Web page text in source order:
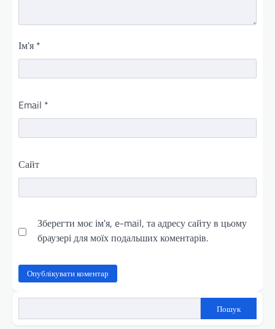
Ім'я *
Email *
Сайт
Зберегти моє ім'я, e-mail, та адресу сайту в цьому
браузері для моїх подальших коментарів.
Пошук